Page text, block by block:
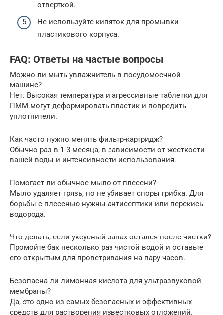
отверткой.
Не используйте кипяток для промывки
пластикового корпуса.
FAQ: Ответы на частые вопросы
Можно ли мыть увлажнитель в посудомоечной
машине?
Нет. Высокая температура и агрессивные таблетки для
ПММ могут деформировать пластик и повредить
уплотнители.
Как часто нужно менять фильтр-картридж?
Обычно раз в 1-3 месяца, в зависимости от жесткости
вашей воды и интенсивности использования.
Помогает ли обычное мыло от плесени?
Мыло удаляет грязь, но не убивает споры грибка. Для
борьбы с плесенью нужны антисептики или перекись
водорода.
Что делать, если уксусный запах остался после чистки?
Промойте бак несколько раз чистой водой и оставьте
его открытым для проветривания на пару часов.
Безопасна ли лимонная кислота для ультразвуковой
мембраны?
Да, это одно из самых безопасных и эффективных
средств для растворения известковых отложений.